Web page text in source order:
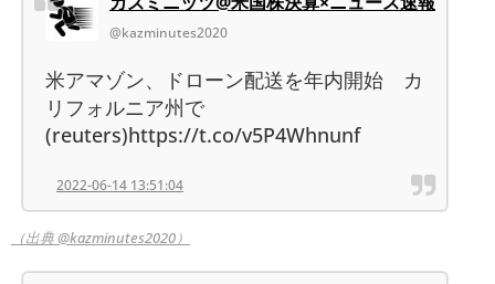
@kazminutes2020
米アマゾン、ドローン配送を年内開始 カ
リフォルニア州で
(reuters)https://t.co/v5P4Whnunf
2022-06-14 13:51:04
（出典 @kazminutes2020）